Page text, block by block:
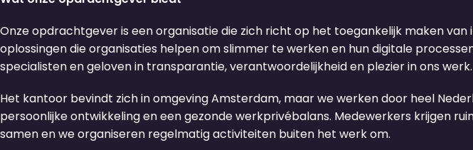
Onze opdrachtgever is een organisatie die zich richt op het toegankelijk maken
oplossingen die organisaties helpen om slimmer te werken en hun digitale
specialisten en geloven in transparantie, verantwoordelijkheid en plezier in ons werk.
Het kantoor bevindt zich in omgeving Amsterdam, maar we werken door heel
persoonlijke ontwikkeling en een gezonde werkprivébalans. Medewerkers krijgen
samen en we organiseren regelmatig activiteiten buiten het werk om.